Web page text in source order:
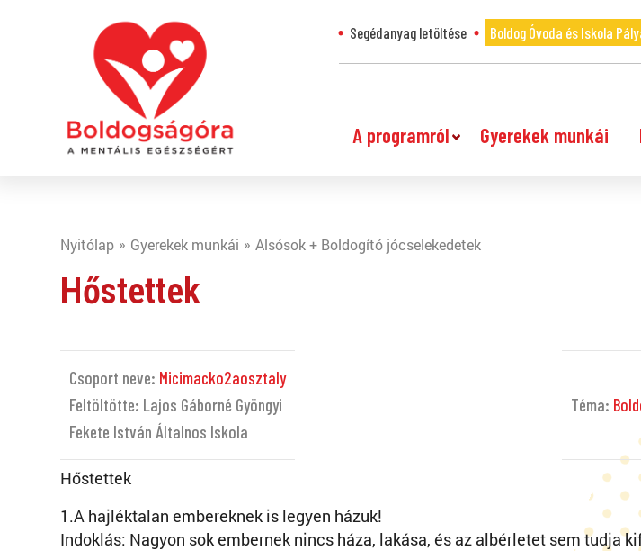
Segédanyag letöltése Boldog Óvoda és Iskola
A programról Gyerekek munkái
Nyitólap Gyerekek munkái Alsósok + Boldogító jócselekedetek
Hőstettek
Csoport neve: Micimacko2aosztaly
Feltöltötte: Lajos Gáborné Gyöngyi
Fekete István Általnos Iskola
Téma:
Hőstettek
1.A hajléktalan embereknek is legyen házuk!
Indoklás: Nagyon sok embernek nincs háza, lakása, és az albérletet sem tudja